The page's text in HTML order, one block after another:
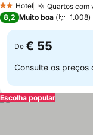
2 Estrelas
Hotel Quartos com
8,2 Muito boa 1.008
De € 55
Consulte os preços
Escolha popular